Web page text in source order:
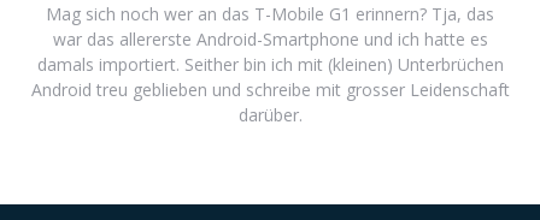
Mag sich noch wer an das T-Mobile G1 erinnern? Tja, das
war das allererste Android-Smartphone und ich hatte es
damals importiert. Seither bin ich mit (kleinen) Unterbrüchen
Android treu geblieben und schreibe mit grosser Leidenschaft
darüber.